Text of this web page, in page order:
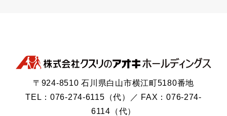
〒924-8510 石川県白山市横江町5180番地
TEL：076-274-6115（代）／ FAX：076-274-
6114（代）